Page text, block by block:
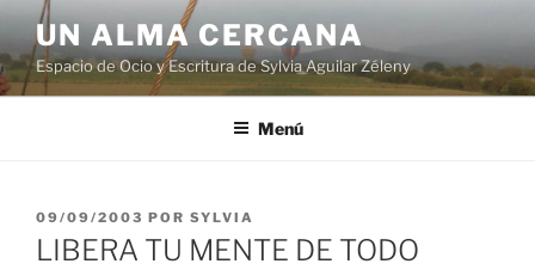
Ir
al
contenido
UN ALMA CERCANA
Espacio de Ocio y Escritura de Sylvia Aguilar Zéleny
Menú
PUBLICADO
EN
09/09/2003 POR SYLVIA
LIBERA TU MENTE DE TODO